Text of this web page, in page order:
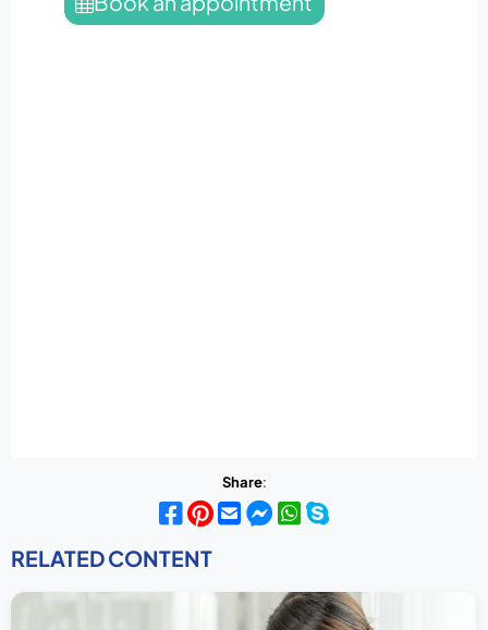
Share:
RELATED CONTENT